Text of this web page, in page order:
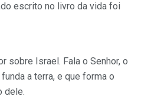
escrito no livro da vida foi
sobre Israel. Fala o Senhor, o
a terra, e que forma o
dele.